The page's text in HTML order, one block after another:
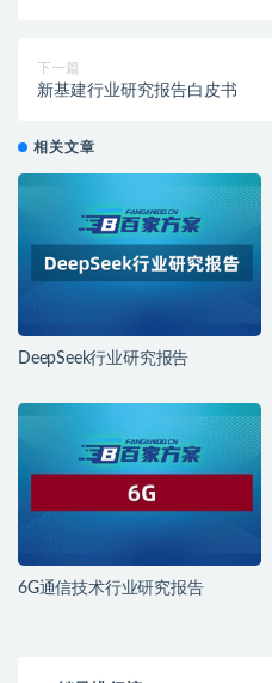
下一篇
新基建行业研究报告白皮书
相关文章
DeepSeek行业研究报告
6G通信技术行业研究报告